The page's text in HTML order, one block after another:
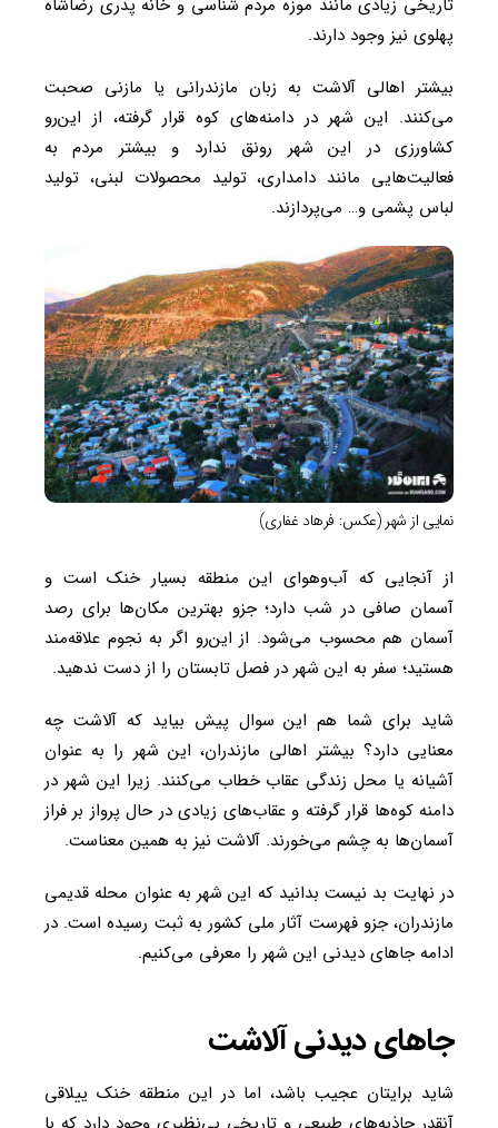
تاریخی زیادی مانند موزه مردم شناسی و خانه پدری رضاشاه
پهلوی نیز وجود دارند.
بیشتر اهالی آلاشت به زبان مازندرانی یا مازنی صحبت
می‌کنند. این شهر در دامنه‌های کوه قرار گرفته، از این‌رو
کشاورزی در این شهر رونق ندارد و بیشتر مردم به
فعالیت‌هایی مانند دامداری، تولید محصولات لبنی، تولید
لباس پشمی و… می‌پردازند.
نمایی از شهر (عکس: فرهاد غفاری)
از آنجایی که آب‌وهوای این منطقه بسیار خنک است و
آسمان صافی در شب دارد؛ جزو بهترین مکان‌ها برای رصد
آسمان هم محسوب می‌شود. از این‌رو اگر به نجوم علاقه‌مند
هستید؛ سفر به این شهر در فصل تابستان را از دست ندهید.
شاید برای شما هم این سوال پیش بیاید که آلاشت چه
معنایی دارد؟ بیشتر اهالی مازندران، این شهر را به عنوان
آشیانه یا محل زندگی عقاب خطاب می‌کنند. زیرا این شهر در
دامنه کوه‌ها قرار گرفته و عقاب‌های زیادی در حال پرواز بر فراز
آسمان‌ها به چشم می‌خورند. آلاشت نیز به همین معناست.
در نهایت بد نیست بدانید که این شهر به عنوان محله قدیمی
مازندران، جزو فهرست آثار ملی کشور به ثبت رسیده است. در
ادامه جاهای دیدنی این شهر را معرفی می‌کنیم.
جاهای دیدنی آلاشت
شاید برایتان عجیب باشد، اما در این منطقه خنک ییلاقی